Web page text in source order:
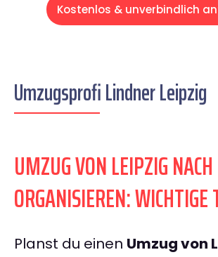
Kostenlos & unverbindlich
Umzugsprofi Lindner Leipzig
UMZUG VON LEIPZIG
ORGANISIEREN:
Planst du einen Umzug von